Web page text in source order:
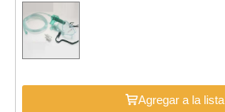
Agregar a la lista